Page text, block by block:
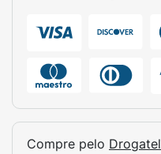
Compre pelo Drogatel